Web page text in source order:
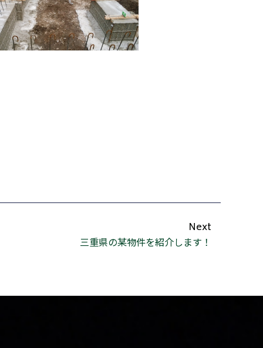
Next
三重県の某物件を紹介します！